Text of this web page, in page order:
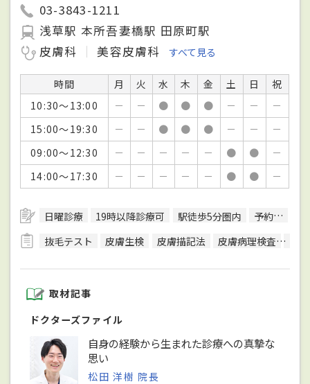
03-3843-1211
浅草駅 本所吾妻橋駅 田原町駅
皮膚科
美容皮膚科 すべて見る
時間 月 火 水 木 金 土 日
祝
10:30～13:00
－ － ● ● ● － －
－
15:00～19:30
－ － ● ● ● － －
－
09:00～12:30
－ － － － － ● ●
－
14:00～17:30
－ － － － － ● ● －
日曜診療 19時以降診療可 駅徒歩5分圏内 予約可
抜毛テスト
皮膚生検 皮膚描記法 皮膚病理検査
取材記事
ドクターズファイル
自身の経験から生まれた診療への真摯な
思い
松田 洋樹 院長